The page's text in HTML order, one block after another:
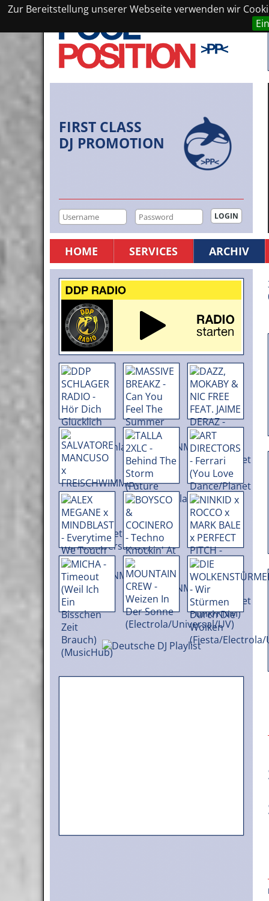
Zur Bereitstellung unserer Webseite verwenden wir
FIRST CLASS
DJ PROMOTION
HOME SERVICES ARCHIV